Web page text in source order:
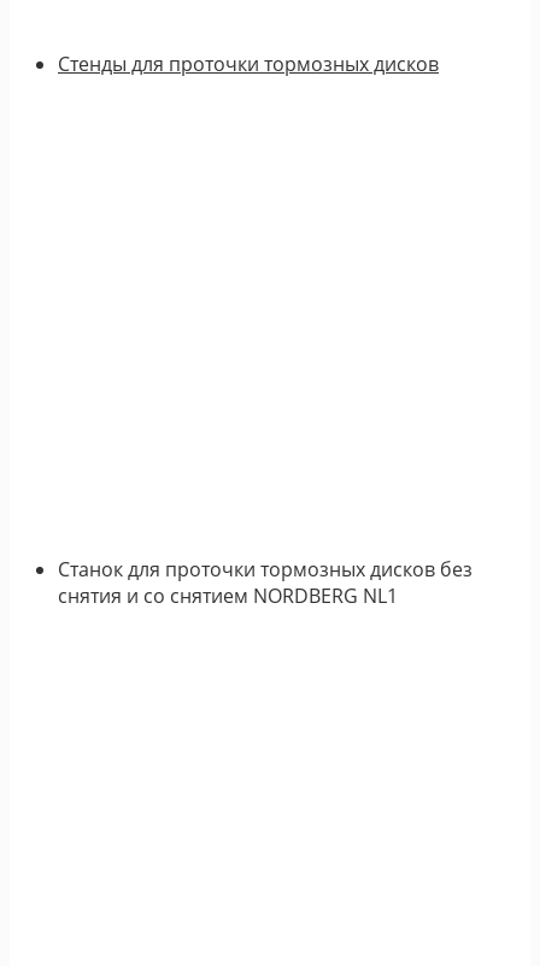
Стенды для проточки тормозных дисков
Станок для проточки тормозных дисков без
снятия и со снятием NORDBERG NL1